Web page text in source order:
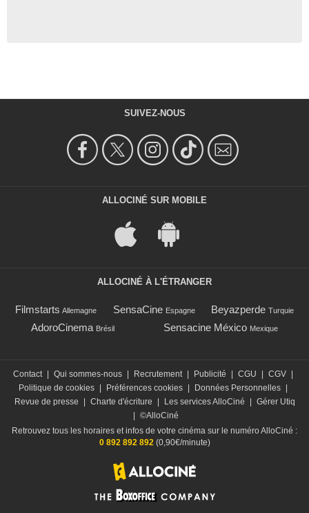
SUIVEZ-NOUS
ALLOCINÉ SUR MOBILE
ALLOCINÉ À L'ÉTRANGER
Filmstarts Allemagne SensaCine Espagne Beyazperde Turquie
AdoroCinema Brésil Sensacine México Mexique
Contact Qui sommes-nous Recrutement Publicité CGU CGV
Politique de cookies
Préférences cookies Données Personnelles
Revue de presse
Charte d'écriture Les services AlloCiné
Gérer Utiq
©AlloCiné
Retrouvez tous les horaires et infos de votre cinéma sur le numéro AlloCiné :
0 892 892 892(0,90€/minute)